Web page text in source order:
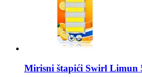
Mirisni štapići Swirl Limun